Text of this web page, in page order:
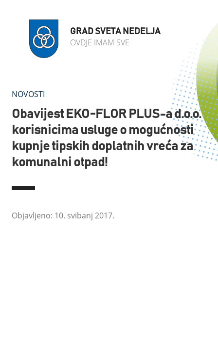
GRAD SVETA NEDELJA
OVDJE IMAM SVE
NOVOSTI
Obavijest EKO-FLOR PLUS-a d.o.o.
korisnicima usluge o mogućnosti
kupnje tipskih doplatnih vreća za
komunalni otpad!
Objavljeno: 10. svibanj 2017.